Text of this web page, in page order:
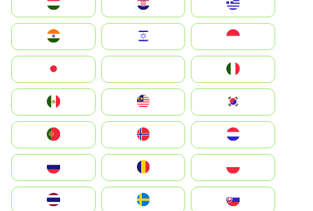
Hrvatska
Magyarország
Indonesia
South Korea
Nederland
Portugal
România
Slovensko